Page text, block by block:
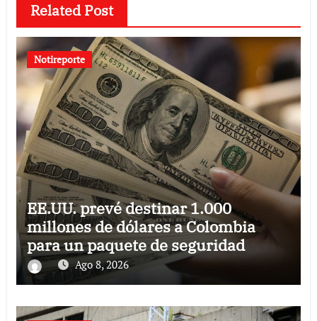
Related Post
Notireporte
EE.UU. prevé destinar 1.000
millones de dólares a Colombia
para un paquete de seguridad
Ago 8, 2026